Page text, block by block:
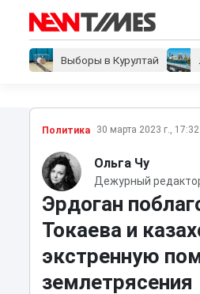
Выборы в Курултай
Политика 30 марта 2023 г., 17:32
Ольга Чу
Дежурный
Эрдоган
Токаева и
экстренную
землетрясения